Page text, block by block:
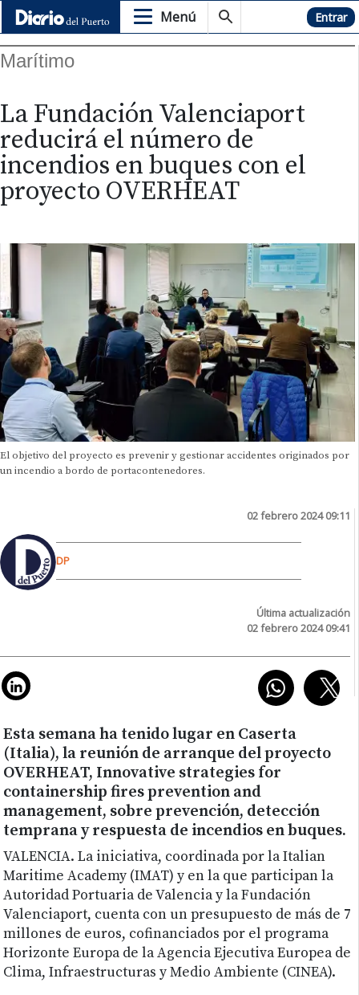
Menú Hemeroteca Entrar
Marítimo
La Fundación Valenciaport
reducirá el número de
incendios en buques con el
proyecto OVERHEAT
El objetivo del proyecto es prevenir y gestionar accidentes originados por
un incendio a bordo de portacontenedores.
02 febrero 2024 09:11
DP
Última actualización
02 febrero 2024 09:41
Esta semana ha tenido lugar en Caserta
(Italia), la reunión de arranque del proyecto
OVERHEAT, Innovative strategies for
containership fires prevention and
management, sobre prevención, detección
temprana y respuesta de incendios en buques.
VALENCIA. La iniciativa, coordinada por la Italian
Maritime Academy (IMAT) y en la que participan la
Autoridad Portuaria de Valencia y la Fundación
Valenciaport, cuenta con un presupuesto de más de 7
millones de euros, cofinanciados por el programa
Horizonte Europa de la Agencia Ejecutiva Europea de
Clima, Infraestructuras y Medio Ambiente (CINEA).